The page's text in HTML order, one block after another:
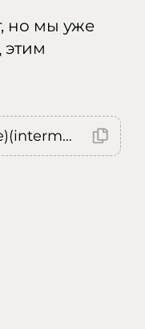
но мы уже
этим
Error: (intermediate value)(intermediate value)(intermediate value).replaceAll is not a function